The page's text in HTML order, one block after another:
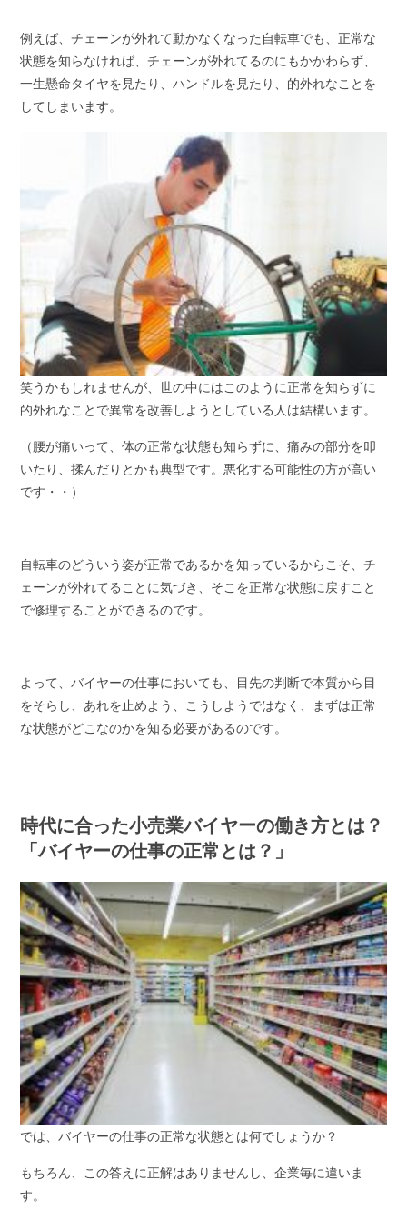
例えば、チェーンが外れて動かなくなった自転車でも、正常な
状態を知らなければ、チェーンが外れてるのにもかかわらず、
一生懸命タイヤを見たり、ハンドルを見たり、的外れなことを
してしまいます。
笑うかもしれませんが、世の中にはこのように正常を知らずに
的外れなことで異常を改善しようとしている人は結構います。
（腰が痛いって、体の正常な状態も知らずに、痛みの部分を叩
いたり、揉んだりとかも典型です。悪化する可能性の方が高い
です・・）
自転車のどういう姿が正常であるかを知っているからこそ、チ
ェーンが外れてることに気づき、そこを正常な状態に戻すこと
で修理することができるのです。
よって、バイヤーの仕事においても、目先の判断で本質から目
をそらし、あれを止めよう、こうしようではなく、まずは正常
な状態がどこなのかを知る必要があるのです。
時代に合った小売業バイヤーの働き方とは？
「バイヤーの仕事の正常とは？」
では、バイヤーの仕事の正常な状態とは何でしょうか？
もちろん、この答えに正解はありませんし、企業毎に違いま
す。